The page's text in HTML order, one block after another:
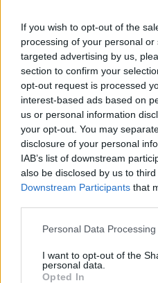
If you wish to opt-out of the
processing of your personal
targeted advertising by us,
section to confirm your
opt-out request is processed
interest-based ads based on
us or personal information
your opt-out. You may
disclosure of your personal
IAB’s list of downstream
also be disclosed by us to
Downstream Participants that
Personal Data
I want to opt-out of the
personal data.
Opted In
Hasznos
Impresszum
Szerzői jogok
Adatvédelmi
Cookie-kezelési
Hozzászólási
Nyomtatott lapjaink
Székely Hírmondó